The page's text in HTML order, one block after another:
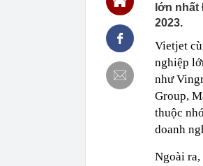
lớn nhất
2023.
Vietjet
nghiệp
như
Group,
thuộc
doanh
Ngoài ra,